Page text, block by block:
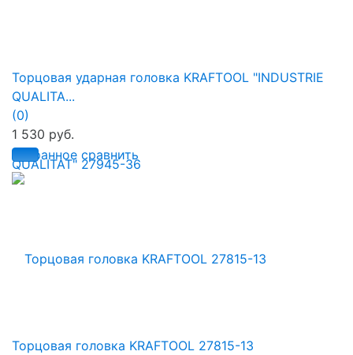
избранное сравнить
Торцовая ударная головка KRAFTOOL "INDUSTRIE
QUALITA...
(0)
1 530 руб.
Торцовая головка KRAFTOOL 27815-13